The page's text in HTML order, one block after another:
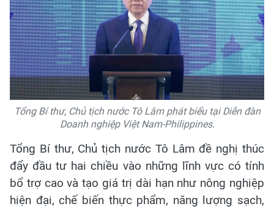
Tổng Bí thư, Chủ tịch nước Tô Lâm phát biểu tại Diễn đàn
Doanh nghiệp Việt Nam-Philippines.
Tổng Bí thư, Chủ tịch nước Tô Lâm đề nghị thúc
đẩy đầu tư hai chiều vào những lĩnh vực có tính
bổ trợ cao và tạo giá trị dài hạn như nông nghiệp
hiện đại, chế biến thực phẩm, năng lượng sạch,